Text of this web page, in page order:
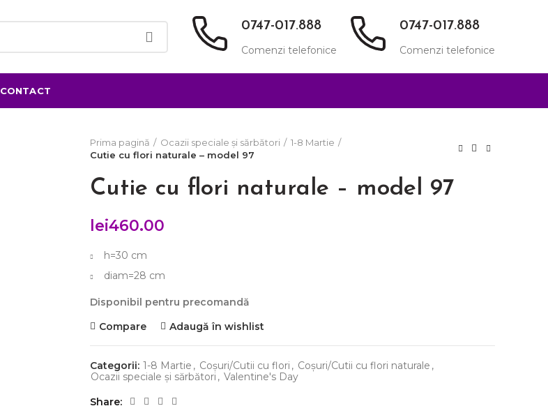
0747-017.888
Comenzi telefonice
0747-017.888
Comenzi telefonice
CONTACT
Prima pagină
Ocazii speciale și sărbători
1-8 Martie
Cutie cu flori naturale – model 97
Cutie cu flori naturale – model 97
lei460.00
h=30 cm
diam=28 cm
Disponibil pentru precomandă
Compare
Adaugă în wishlist
Categorii: 1-8 Martie , Coșuri/Cutii cu flori , Coșuri/Cutii cu flori naturale ,
Ocazii speciale și sărbători , Valentine's Day
Share